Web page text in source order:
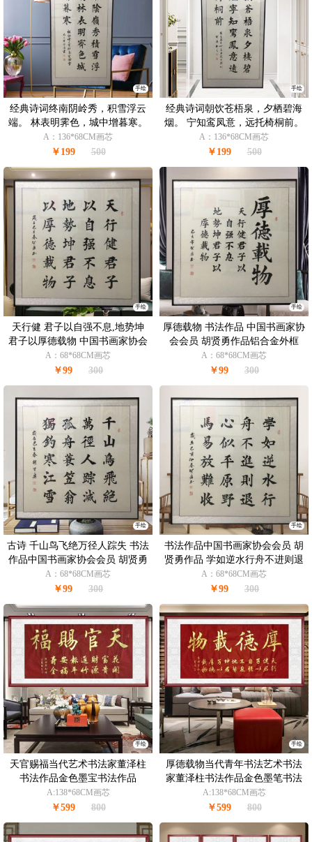
手绘
经典诗词终南阴岭秀，积雪浮云
端。 林表明霁色，城中增暮寒。
中国书画家协会会员 胡贤勇书法
作品
A：136*68CM画芯
￥199 500
手绘
经典诗词朝饮苍梧泉，夕栖碧海
烟。 宁知鸾凤意，远托椅桐前。
中国书画家协会会员 胡贤勇书法
作品
A：136*68CM画芯
￥199 500
手绘
天行健 君子以自强不息,地势坤
君子以厚德载物 中国书画家协会
会员 胡贤勇作品 铝合金外框
A：68*68CM画芯
￥99 300
手绘
厚德载物 书法作品 中国书画家协
会会员 胡贤勇作品铝合金外框
A：68*68CM画芯
￥99 300
手绘
古诗 千山鸟飞绝万径人踪失 书法
作品中国书画家协会会员 胡贤勇
作品
A：68*68CM画芯
￥99 300
手绘
书法作品中国书画家协会会员 胡
贤勇作品 学如逆水行舟不进则退
A：68*68CM画芯
￥99 300
手绘
天官赐福当代艺术书法家董泽柱
书法作品金色墨宝书法作品
A:138*68CM画芯
￥599 800
手绘
厚德载物当代青年书法艺术书法
家董泽柱书法作品金色墨笔书法
作品
A:138*68CM画芯
￥599 800